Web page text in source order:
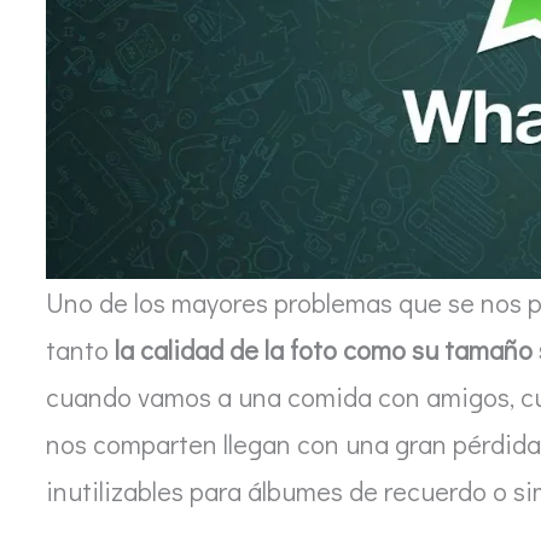
Uno de los mayores problemas que se nos
tanto la calidad de la foto como su
cuando vamos a una comida con amigos,
nos comparten llegan con una gran
inutilizables para álbumes de recuerdo o